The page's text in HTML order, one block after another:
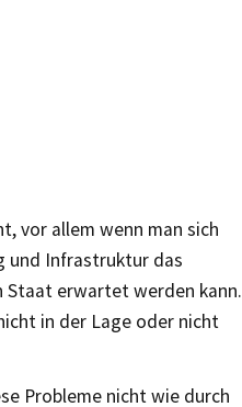
vor allem wenn man sich
und Infrastruktur das
Staat erwartet werden kann.
in der Lage oder nicht
Probleme nicht wie durch